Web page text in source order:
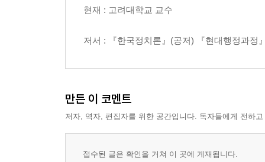
현재 : 고려대학교 교수
저서 : 『한국정치론』(공저) 『현대행정과정
만든 이 코멘트
저자, 역자, 편집자를 위한 공간입니다. 독자들에게 전하
접수된 글은 확인을 거쳐 이 곳에 게재됩니다.